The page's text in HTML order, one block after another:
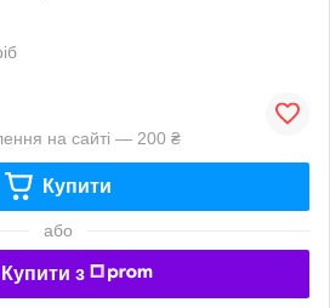
на сайті — 200 ₴
Купити
або
Купити з